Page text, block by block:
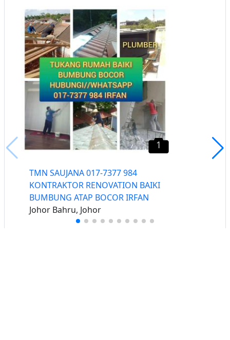
1
TMN SAUJANA 017-7377 984
KONTRAKTOR RENOVATION BAIKI
BUMBUNG ATAP BOCOR IRFAN
Johor Bahru, Johor